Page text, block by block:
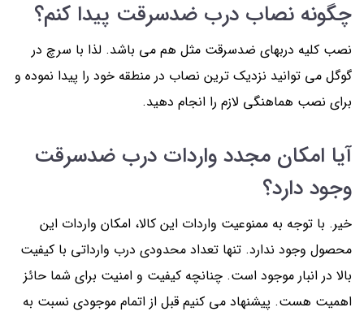
چگونه نصاب درب ضدسرقت پیدا کنم؟
نصب کلیه دربهای ضدسرقت مثل هم می باشد. لذا با سرچ در
گوگل می توانید نزدیک ترین نصاب در منطقه خود را پیدا نموده و
برای نصب هماهنگی لازم را انجام دهید.
آیا امکان مجدد واردات درب ضدسرقت
وجود دارد؟
خیر. با توجه به ممنوعیت واردات این کالا، امکان واردات این
محصول وجود ندارد. تنها تعداد محدودی درب وارداتی با کیفیت
بالا در انبار موجود است. چنانچه کیفیت و امنیت برای شما حائز
اهمیت هست. پیشنهاد می کنیم قبل از اتمام موجودی نسبت به